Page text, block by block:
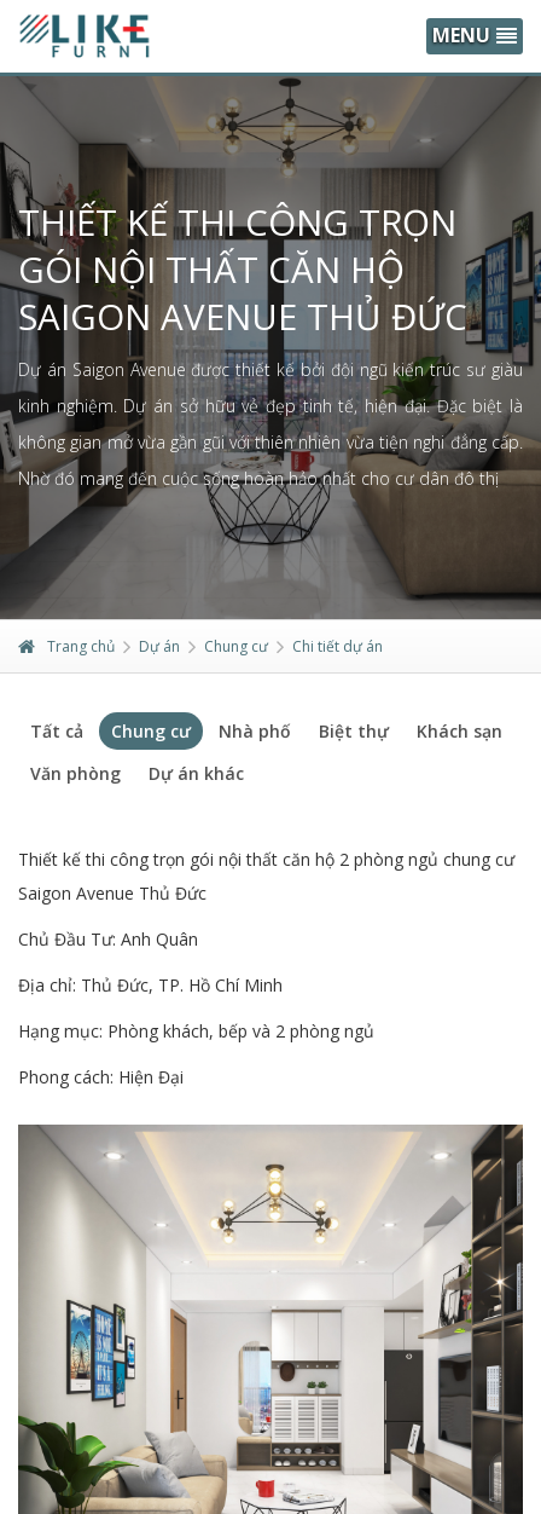
MENU
THIẾT KẾ THI CÔNG TRỌN
GÓI NỘI THẤT CĂN HỘ
SAIGON AVENUE THỦ ĐỨC
Dự án Saigon Avenue được thiết kế bởi đội ngũ kiến trúc sư giàu
kinh nghiệm. Dự án sở hữu vẻ đẹp tinh tế, hiện đại. Đặc biệt là
không gian mở vừa gần gũi với thiên nhiên vừa tiện nghi đẳng cấp.
Nhờ đó mang đến cuộc sống hoàn hảo nhất cho cư dân đô thị
Trang chủ Dự án Chung cư Chi tiết dự án
Tất cả Chung cư Nhà phố Biệt thự
Khách sạn
Văn phòng
Dự án khác
Thiết kế thi công trọn gói nội thất căn hộ 2 phòng ngủ chung cư
Saigon Avenue Thủ Đức
Chủ Đầu Tư: Anh Quân
Địa chỉ: Thủ Đức, TP. Hồ Chí Minh
Hạng mục: Phòng khách, bếp và 2 phòng ngủ
Phong cách: Hiện Đại